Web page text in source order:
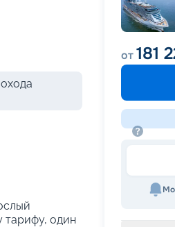
тарифу, один
от181